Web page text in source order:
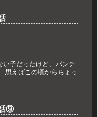
い子だったけど、パンチ
⑨